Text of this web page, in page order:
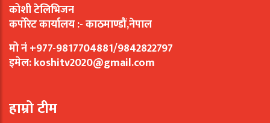
कोशी टेलिभिजन
कर्पोरेट कार्यालय :- काठमाण्डौं,नेपाल
मो नं +977-9817704881/9842822797
इमेल:koshitv2020@gmail.com
हाम्रो टीम